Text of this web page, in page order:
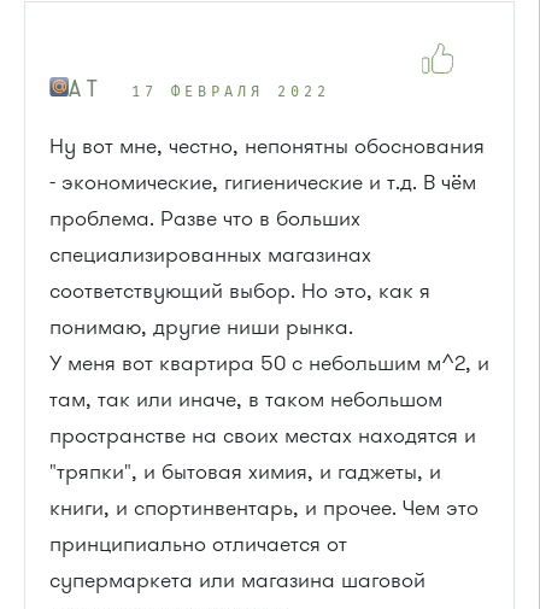
A T 17 ФЕВРАЛЯ 2022
Ну вот мне, честно, непонятны обоснования
- экономические, гигиенические и т.д. В чём
проблема. Разве что в больших
специализированных магазинах
соответствующий выбор. Но это, как я
понимаю, другие ниши рынка.
У меня вот квартира 50 с небольшим м^2, и
там, так или иначе, в таком небольшом
пространстве на своих местах находятся и
"тряпки", и бытовая химия, и гаджеты, и
книги, и спортинвентарь, и прочее. Чем это
принципиально отличается от
супермаркета или магазина шаговой